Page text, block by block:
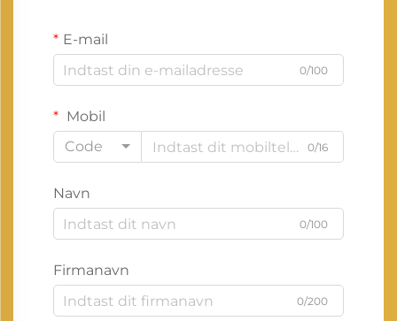
E-mail
0/100
Mobil
Code
0/16
Navn
0/100
Firmanavn
0/200